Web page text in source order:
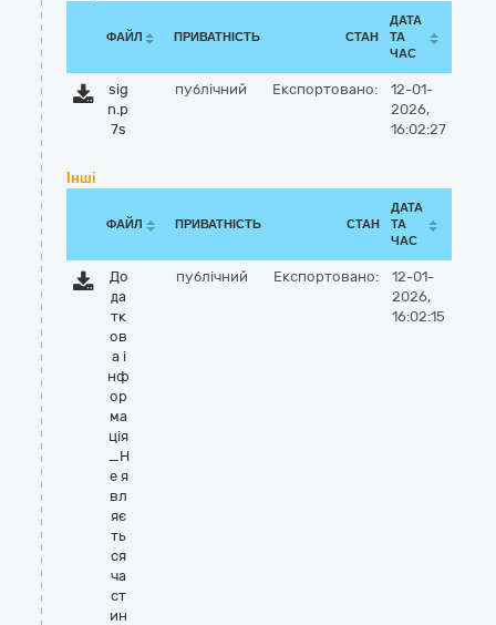
ФАЙЛ ПРИВАТНІСТЬ СТАН
ДАТА
ТА
ЧАС
sig
n.p
7s
публічний Експортовано:
12-01-
2026,
16:02:27
Інші
ФАЙЛ ПРИВАТНІСТЬ СТАН
ДАТА
ТА
ЧАС
До
да
тк
ов
а і
нф
ор
ма
ція
_Н
е я
вл
яє
ть
ся
ча
ст
ин
публічний Експортовано:
12-01-
2026,
16:02:15